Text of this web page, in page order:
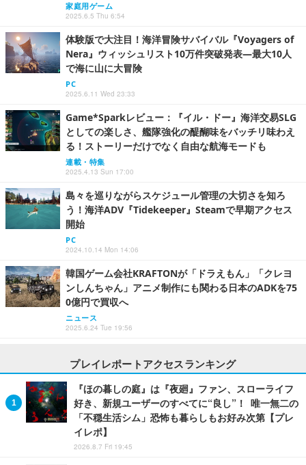
家庭用ゲーム
2025.6.5 Thu 6:54
体験版で大注目！海洋冒険サバイバル『Voyagers of
Nera』ウィッシュリスト10万件突破発表―最大10人
で海に山に大冒険
PC
2025.6.11 Wed 23:33
Game*Sparkレビュー：『イル・ドー』海洋交易SLG
としての楽しさ、艦隊強化の醍醐味をバッチリ味わえ
る！ストーリーだけでなく自由な航海モードも
連載・特集
2025.4.13 Sun 17:00
島々を巡りながらスケジュール管理の大切さを知ろ
う！海洋ADV『Tidekeeper』Steamで早期アクセス
開始
PC
2024.10.14 Mon 14:06
韓国ゲーム会社KRAFTONが「ドラえもん」「クレヨ
ンしんちゃん」アニメ制作にも関わる日本のADKを75
0億円で買収へ
ニュース
2025.6.24 Tue 19:56
プレイレポートアクセスランキング
『ほの暮しの庭』は『夜廻』ファン、スローライフ
好き、新規ユーザーのすべてに“良し”！ 唯一無二の
「不穏生活シム」恐怖も暮らしもお好み次第【プレ
イレポ】
2026.8.7 Fri 19:45